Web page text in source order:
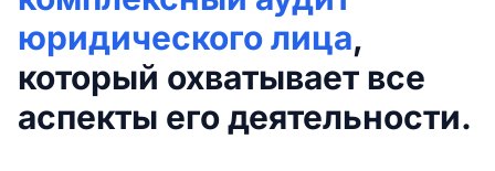
юридического лица,
который охватывает все
аспекты его деятельности.